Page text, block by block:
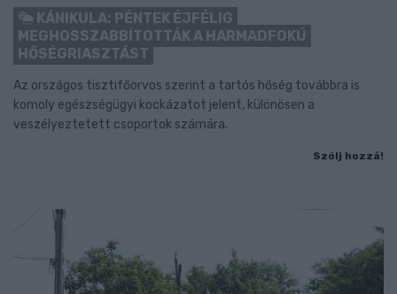
KÁNIKULA: PÉNTEK ÉJFÉLIG
MEGHOSSZABBÍTOTTÁK A HARMADFOKÚ
HŐSÉGRIASZTÁST
Az országos tisztifőorvos szerint a tartós hőség továbbra is
komoly egészségügyi kockázatot jelent, különösen a
veszélyeztetett csoportok számára.
Szólj hozzá!